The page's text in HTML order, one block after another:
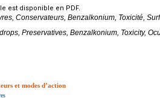
est disponible en PDF.
Conservateurs, Benzalkonium, Toxicité,
Preservatives, Benzalkonium, Toxicity,
et modes d’action